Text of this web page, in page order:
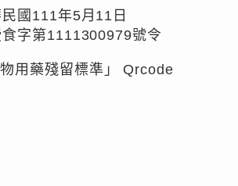
國111年5月11日
字第1111300979號令